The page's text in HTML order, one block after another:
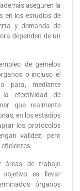
aseguren la
en los estudios de
y demanda de
dependen de un
de gemelos
o incluso el
para, mediante
la efectividad de
que realmente
en los estadios
los protocolos
validez, pero
áreas de trabajo
es llevar
órganos